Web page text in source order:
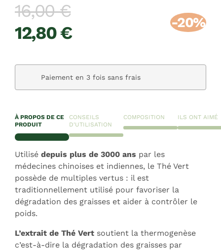
16,00 €
12,80 €
-20%
Paiement en 3 fois sans frais
À PROPOS DE CE
PRODUIT
CONSEILS
D'UTILISATION
COMPOSITION ILS ONT AIMÉ
Utilisé depuis plus de 3000 ans par les
médecines chinoises et indiennes, le Thé Vert
possède de multiples vertus : il est
traditionnellement utilisé pour favoriser la
dégradation des graisses et aider à contrôler le
poids.
L’extrait de Thé Vert soutient la thermogenèse
c’est-à-dire la dégradation des graisses par